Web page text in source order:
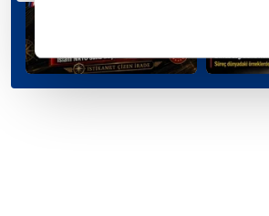
Sizlere daha iyi bir hizmet